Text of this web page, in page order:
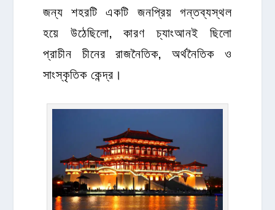
জন্য শহরটি একটি জনপ্রিয় গন্তব্যস্থল
হয়ে উঠেছিলো, কারণ চ্যাংআনই ছিলো
প্রাচীন চীনের রাজনৈতিক, অর্থনৈতিক ও
সাংস্কৃতিক কেন্দ্র।